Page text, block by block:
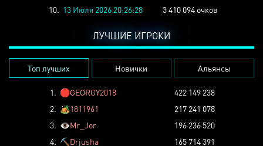
10. 13 Июля 2026 20:26:28 3 410 094 очков
ЛУЧШИЕ ИГРОКИ
Топ лучших Новички Альянсы
1. 🛑GEORGY2018
422 149 238
2. 🏕️1811961
217 241 078
3. 👁️Mr_Jor
196 236 520
4. ⛏️ Drjusha
165 714 391